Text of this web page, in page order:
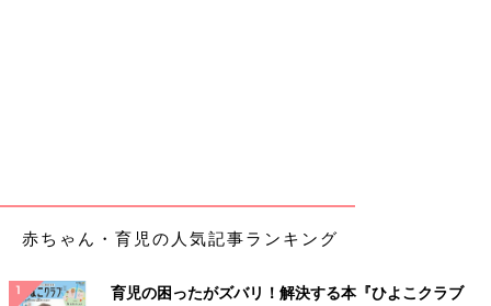
ど考えています。ケーキはホットケーキを使って作ります。誕生
子どもにはわかりませんが、親として頑張った私たちへのご褒美
赤ちゃん・育児の人気記事ランキング
育児の困ったがズバリ！解決する本『ひよこクラブ